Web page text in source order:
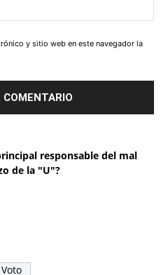
y sitio web en este navegador la
responsable del mal
de la "U"?